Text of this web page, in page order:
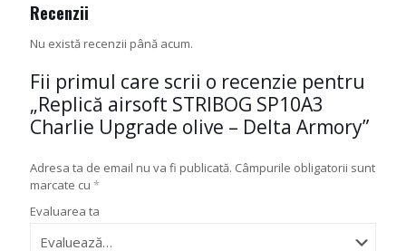
Recenzii
Nu există recenzii până acum.
Fii primul care scrii o recenzie pentru
„Replică airsoft STRIBOG SP10A3
Charlie Upgrade olive – Delta Armory”
Adresa ta de email nu va fi publicată. Câmpurile obligatorii sunt
marcate cu *
Evaluarea ta